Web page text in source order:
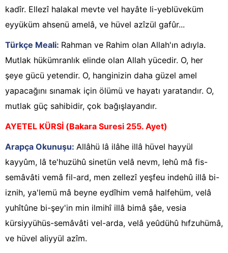
kadîr. Ellezî halakal mevte vel hayâte li-yeblüveküm
eyyüküm ahsenü amelâ, ve hüvel azîzül gafûr...
Türkçe Meali: Rahman ve Rahim olan Allah'ın adıyla.
Mutlak hükümranlık elinde olan Allah yücedir. O, her
şeye gücü yetendir. O, hanginizin daha güzel amel
yapacağını sınamak için ölümü ve hayatı yaratandır. O,
mutlak güç sahibidir, çok bağışlayandır.
AYETEL KÜRSİ (Bakara Suresi 255. Ayet)
Arapça Okunuşu: Allâhü lâ ilâhe illâ hüvel hayyül
kayyûm, lâ te'huzühû sinetün velâ nevm, lehû mâ fis-
semâvâti vemâ fil-ard, men zellezî yeşfeu indehû illâ bi-
iznih, ya'lemü mâ beyne eydîhim vemâ halfehüm, velâ
yuhîtûne bi-şey'in min ilmihî illâ bimâ şâe, vesia
kürsiyyühüs-semâvâti vel-arda, velâ yeûdühû hıfzuhümâ,
ve hüvel aliyyül azîm.